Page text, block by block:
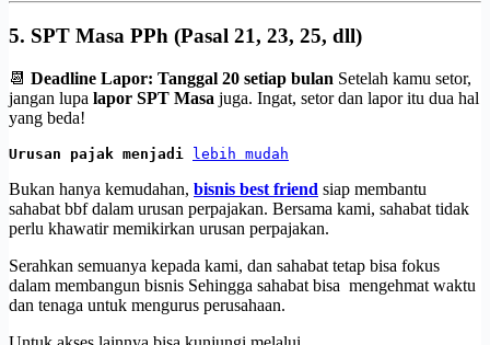
5. SPT Masa PPh (Pasal 21, 23, 25, dll)
📆 Deadline Lapor: Tanggal 20 setiap bulan Setelah kamu setor,
jangan lupa lapor SPT Masa juga. Ingat, setor dan lapor itu dua hal
yang beda!
Urusan pajak menjadi lebih mudah
Bukan hanya kemudahan, bisnis best friend siap membantu
sahabat bbf dalam urusan perpajakan. Bersama kami, sahabat tidak
perlu khawatir memikirkan urusan perpajakan.
Serahkan semuanya kepada kami, dan sahabat tetap bisa fokus
dalam membangun bisnis Sehingga sahabat bisa mengehmat waktu
dan tenaga untuk mengurus perusahaan.